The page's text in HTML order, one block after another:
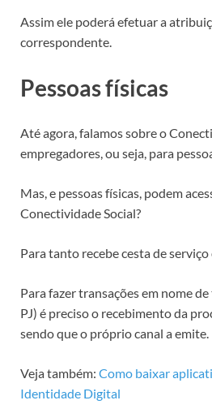
Assim ele poderá efetuar a
correspondente.
Pessoas físicas
Até agora, falamos sobre o
empregadores, ou seja, para
Mas, e pessoas físicas, podem
Conectividade Social?
Para tanto recebe cesta de serviço
Para fazer transações em nome
PJ) é preciso o recebimento da
sendo que o próprio canal a emite.
Veja também: Como baixar
Identidade Digital